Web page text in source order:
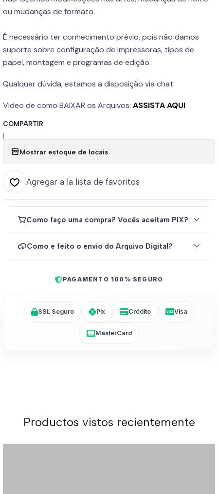
ou mudanças de formato.
É necessário ter conhecimento prévio, pois não damos
suporte sobre configuração de impressoras, tipos de
papel, montagem e programas de edição.
Qualquer dúvida, estamos a disposição via chat
Video de como BAIXAR os Arquivos: ASSISTA AQUI
COMPARTIR
|
Mostrar estoque de locais
Agregar a la lista de favoritos
Como faço uma compra? Vocês aceitam PIX?
Como e feito o envio do Arquivo Digital?
PAGAMENTO 100% SEGURO
SSL Seguro Pix Crédito Visa
MasterCard
Productos vistos recientemente